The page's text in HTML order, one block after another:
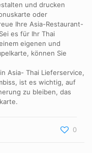
und drucken
oder
Ihre Asia-Restaurant-
es für Ihr Thai
eigenen und
können Sie
Asia- Thai Lieferservice,
ist es wichtig, auf
zu bleiben, das
0